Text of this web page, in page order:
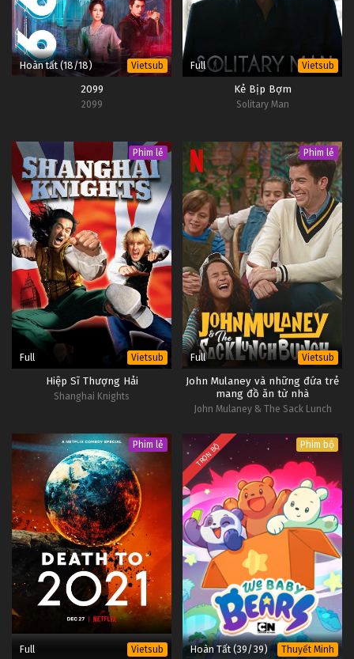
Hoàn tất (18/18) Vietsub
2099
2099
Full Vietsub
Kẻ Bịp Bợm
Solitary Man
Phim lẻ
Full Vietsub
Hiệp Sĩ Thượng Hải
Shanghai Knights
Phim lẻ
Full Vietsub
John Mulaney và những đứa trẻ
mang đồ ăn từ nhà
John Mulaney & The Sack Lunch
Phim lẻ
Full Vietsub
TRỌN BỘ Phim bộ
Hoàn Tất (39/39) Thuyết Minh